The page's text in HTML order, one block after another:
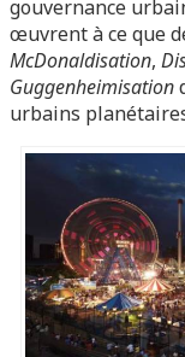
gouvernance
œuvrent à ce que
McDonaldisation,
Guggenheimisation
urbains